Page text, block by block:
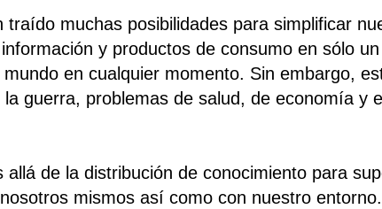
muchas posibilidades para simplificar
y productos de consumo en sólo un
en cualquier momento. Sin embargo,
guerra, problemas de salud, de economía y
de la distribución de conocimiento para
mismos así como con nuestro